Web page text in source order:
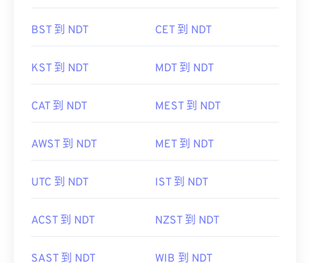
BST 到 NDT CET 到 NDT
KST 到 NDT MDT 到 NDT
CAT 到 NDT MEST 到 NDT
AWST 到 NDT MET 到 NDT
UTC 到 NDT IST 到 NDT
ACST 到 NDT NZST 到 NDT
SAST 到 NDT WIB 到 NDT